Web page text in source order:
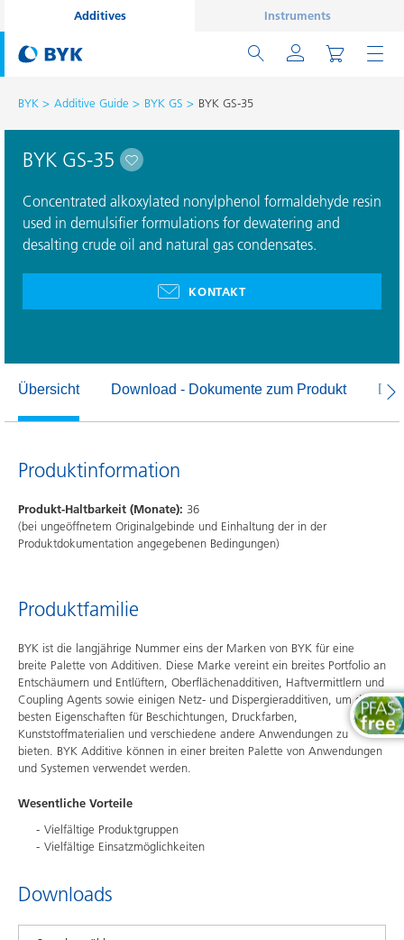
Additives Instruments
BYK Additive Guide BYK GS BYK GS-35
BYK GS-35
Concentrated alkoxylated nonylphenol formaldehyde resin
used in demulsifier formulations for dewatering and
desalting crude oil and natural gas condensates.
KONTAKT
Übersicht Download - Dokumente zum Produkt
Produktinformation
Produkt-Haltbarkeit (Monate): 36
(bei ungeöffnetem Originalgebinde und Einhaltung der in der
Produktdokumentation angegebenen Bedingungen)
Produktfamilie
BYK ist die langjährige Nummer eins der Marken von BYK für eine
breite Palette von Additiven. Diese Marke vereint ein breites Portfolio an
Entschäumern und Entlüftern, Oberflächenadditiven, Haftvermittlern und
Coupling Agents sowie einigen Netz- und Dispergieradditiven, um die
besten Eigenschaften für Beschichtungen, Druckfarben,
Kunststoffmaterialien und verschiedene andere Anwendungen zu
bieten. BYK Additive können in einer breiten Palette von Anwendungen
und Systemen verwendet werden.
Wesentliche Vorteile
Vielfältige Produktgruppen
Vielfältige Einsatzmöglichkeiten
Downloads